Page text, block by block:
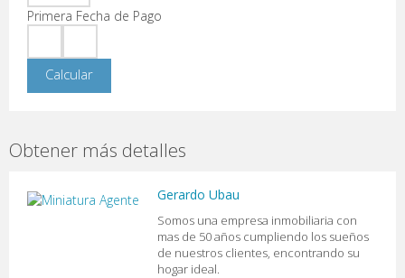
Primera Fecha de Pago
Obtener más detalles
Gerardo Ubau
Somos una empresa inmobiliaria con
mas de 50 años cumpliendo los sueños
de nuestros clientes, encontrando su
hogar ideal.